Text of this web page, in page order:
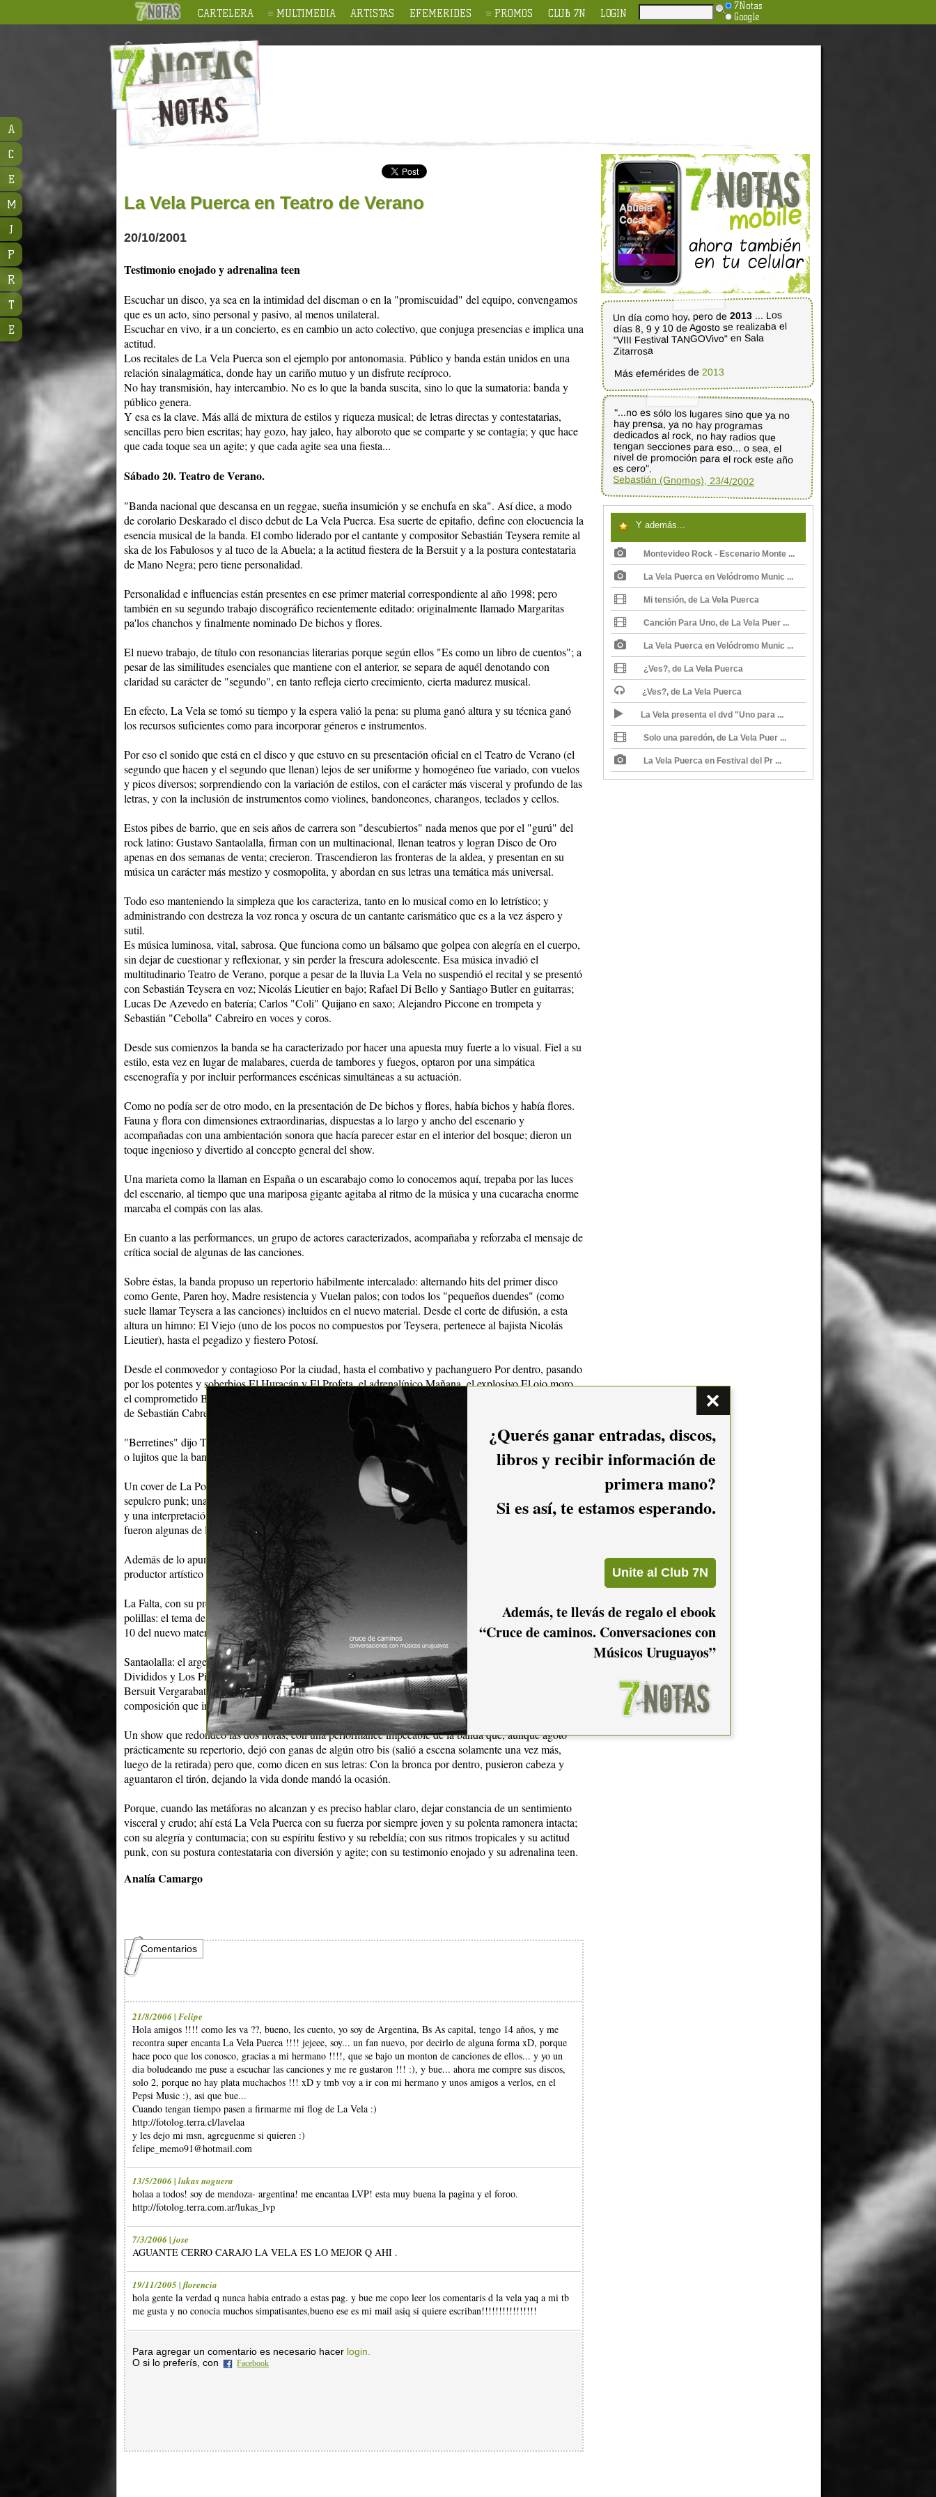
CARTELERA MULTIMEDIA ARTISTAS EFEMERIDES PROMOS CLUB 7N LOGIN
7Notas
Google
La Vela Puerca en Teatro de Verano
20/10/2001
Testimonio enojado y adrenalina teen
Escuchar un disco, ya sea en la intimidad del discman o en la "promiscuidad" del equipo, convengamos
que es un acto, sino personal y pasivo, al menos unilateral.
Escuchar en vivo, ir a un concierto, es en cambio un acto colectivo, que conjuga presencias e implica una
actitud.
Los recitales de La Vela Puerca son el ejemplo por antonomasia. Público y banda están unidos en una
relación sinalagmática, donde hay un cariño mutuo y un disfrute recíproco.
No hay transmisión, hay intercambio. No es lo que la banda suscita, sino lo que la sumatoria: banda y
público genera.
Y esa es la clave. Más allá de mixtura de estilos y riqueza musical; de letras directas y contestatarias,
sencillas pero bien escritas; hay gozo, hay jaleo, hay alboroto que se comparte y se contagia; y que hace
que cada toque sea un agite; y que cada agite sea una fiesta...
Sábado 20. Teatro de Verano.
"Banda nacional que descansa en un reggae, sueña insumición y se enchufa en ska". Así dice, a modo
de corolario Deskarado el disco debut de La Vela Puerca. Esa suerte de epitafio, define con elocuencia la
esencia musical de la banda. El combo liderado por el cantante y compositor Sebastián Teysera remite al
ska de los Fabulosos y al tuco de la Abuela; a la actitud fiestera de la Bersuit y a la postura contestataria
de Mano Negra; pero tiene personalidad.
Personalidad e influencias están presentes en ese primer material correspondiente al año 1998; pero
también en su segundo trabajo discográfico recientemente editado: originalmente llamado Margaritas
pa'los chanchos y finalmente nominado De bichos y flores.
El nuevo trabajo, de título con resonancias literarias porque según ellos "Es como un libro de cuentos"; a
pesar de las similitudes esenciales que mantiene con el anterior, se separa de aquél denotando con
claridad su carácter de "segundo", en tanto refleja cierto crecimiento, cierta madurez musical.
En efecto, La Vela se tomó su tiempo y la espera valió la pena: su pluma ganó altura y su técnica ganó
los recursos suficientes como para incorporar géneros e instrumentos.
Por eso el sonido que está en el disco y que estuvo en su presentación oficial en el Teatro de Verano (el
segundo que hacen y el segundo que llenan) lejos de ser uniforme y homogéneo fue variado, con vuelos
y picos diversos; sorprendiendo con la variación de estilos, con el carácter más visceral y profundo de las
letras, y con la inclusión de instrumentos como violines, bandoneones, charangos, teclados y cellos.
Estos pibes de barrio, que en seis años de carrera son "descubiertos" nada menos que por el "gurú" del
rock latino: Gustavo Santaolalla, firman con un multinacional, llenan teatros y logran Disco de Oro
apenas en dos semanas de venta; crecieron. Trascendieron las fronteras de la aldea, y presentan en su
música un carácter más mestizo y cosmopolita, y abordan en sus letras una temática más universal.
Todo eso manteniendo la simpleza que los caracteriza, tanto en lo musical como en lo letrístico; y
administrando con destreza la voz ronca y oscura de un cantante carismático que es a la vez áspero y
sutil.
Es música luminosa, vital, sabrosa. Que funciona como un bálsamo que golpea con alegría en el cuerpo,
sin dejar de cuestionar y reflexionar, y sin perder la frescura adolescente. Esa música invadió el
multitudinario Teatro de Verano, porque a pesar de la lluvia La Vela no suspendió el recital y se presentó
con Sebastián Teysera en voz; Nicolás Lieutier en bajo; Rafael Di Bello y Santiago Butler en guitarras;
Lucas De Azevedo en batería; Carlos "Coli" Quijano en saxo; Alejandro Piccone en trompeta y
Sebastián "Cebolla" Cabreiro en voces y coros.
Desde sus comienzos la banda se ha caracterizado por hacer una apuesta muy fuerte a lo visual. Fiel a su
estilo, esta vez en lugar de malabares, cuerda de tambores y fuegos, optaron por una simpática
escenografía y por incluir performances escénicas simultáneas a su actuación.
Como no podía ser de otro modo, en la presentación de De bichos y flores, había bichos y había flores.
Fauna y flora con dimensiones extraordinarias, dispuestas a lo largo y ancho del escenario y
acompañadas con una ambientación sonora que hacía parecer estar en el interior del bosque; dieron un
toque ingenioso y divertido al concepto general del show.
Una marieta como la llaman en España o un escarabajo como lo conocemos aquí, trepaba por las luces
del escenario, al tiempo que una mariposa gigante agitaba al ritmo de la música y una cucaracha enorme
marcaba el compás con las alas.
En cuanto a las performances, un grupo de actores caracterizados, acompañaba y reforzaba el mensaje de
crítica social de algunas de las canciones.
Sobre éstas, la banda propuso un repertorio hábilmente intercalado: alternando hits del primer disco
como Gente, Paren hoy, Madre resistencia y Vuelan palos; con todos los "pequeños duendes" (como
suele llamar Teysera a las canciones) incluidos en el nuevo material. Desde el corte de difusión, a esta
altura un himno: El Viejo (uno de los pocos no compuestos por Teysera, pertenece al bajista Nicolás
Lieutier), hasta el pegadizo y fiestero Potosí.
Desde el conmovedor y contagioso Por la ciudad, hasta el combativo y pachanguero Por dentro, pasando
por los potentes y soberbios El Huracán y El Profeta, el adrenalínico Mañana, el explosivo El ojo moro,
el comprometido Burbujas, y el acelerado y contestatario Rebuscado: primero y único con letra y música
de Sebastián Cabreiro.
"Berretines" dijo Teysera en un segmento del set. Se refería a los "caprichos" o mejor dicho a los gustos
o lujitos que la banda quiso darse y darle al público, en materia de temas y de invitados.
Un cover de La Polla Records cantado a dúo con "El Batra" cantante y bajista de la banda porteña El
sepulcro punk; una versión del clásico de Alfredo Zitarrosa: De no olvidar incluida en el nuevo material;
y una interpretación brillante de Canción rebelde de Los Traidores a dúo con el propio Juan Casanova;
fueron algunas de las sorpresas.
Además de lo apuntado, dos presencias estelares: la murga liderada por Raúl Castro: Falta y Resto y el
productor artístico del disco: Gustavo Santaolalla.
La Falta, con su presencia escénica imponente y con el talento vocal que la caracteriza, cantó Las
polillas: el tema de yapa que junto a El Gavilán cierra el disco Deskarado; y José Sabía: el surco número
10 del nuevo material.
Santaolalla: el argentino radicado en Los Ángeles responsable de, entre otros, los éxitos multiplatino de
Divididos y Los Piojos y de bandas como Molotov, Café Tacuba, Peyote Asesino, Fabulosos Cadillacs y
Bersuit Vergarabat; participó en coros en una canción de antología: Contradecir, una bellísima
composición que incluye cello y violines y que se enmarca sin duda en lo mejor del nuevo disco.
Un show que redondeó las dos horas, con una performance impecable de la banda que, aunque agotó
prácticamente su repertorio, dejó con ganas de algún otro bis (salió a escena solamente una vez más,
luego de la retirada) pero que, como dicen en sus letras: Con la bronca por dentro, pusieron cabeza y
aguantaron el tirón, dejando la vida donde mandó la ocasión.
Porque, cuando las metáforas no alcanzan y es preciso hablar claro, dejar constancia de un sentimiento
visceral y crudo; ahí está La Vela Puerca con su fuerza por siempre joven y su polenta ramonera intacta;
con su alegría y contumacia; con su espíritu festivo y su rebeldía; con sus ritmos tropicales y su actitud
punk, con su postura contestataria con diversión y agite; con su testimonio enojado y su adrenalina teen.
Analía Camargo
Comentarios
21/8/2006 | Felipe
Hola amigos !!!! como les va ??, bueno, les cuento, yo soy de Argentina, Bs As capital, tengo 14 años, y me
recontra super encanta La Vela Puerca !!!! jejeee, soy... un fan nuevo, por decirlo de alguna forma xD, porque
hace poco que los conosco, gracias a mi hermano !!!!, que se bajo un monton de canciones de ellos... y yo un
dia boludeando me puse a escuchar las canciones y me re gustaron !!! :), y bue... ahora me compre sus discos,
solo 2, porque no hay plata muchachos !!! xD y tmb voy a ir con mi hermano y unos amigos a verlos, en el
Pepsi Music :), asi que bue...
Cuando tengan tiempo pasen a firmarme mi flog de La Vela :)
http://fotolog.terra.cl/lavelaa
y les dejo mi msn, agreguenme si quieren :)
felipe_memo91@hotmail.com
13/5/2006 | lukas noguera
holaa a todos! soy de mendoza- argentina! me encantaa LVP! esta muy buena la pagina y el foroo.
http://fotolog.terra.com.ar/lukas_lvp
7/3/2006 | jose
AGUANTE CERRO CARAJO LA VELA ES LO MEJOR Q AHI .
19/11/2005 | florencia
hola gente la verdad q nunca habia entrado a estas pag. y bue me copo leer los comentaris d la vela yaq a mi tb
me gusta y no conocia muchos simpatisantes,bueno ese es mi mail asiq si quiere escriban!!!!!!!!!!!!!!!!
Para agregar un comentario es necesario hacer login.
O si lo preferís, con
Facebook
Un día como hoy, pero de2013 ... Los
días 8, 9 y 10 de Agosto se realizaba el
"VIII Festival TANGOVivo" en Sala
Zitarrosa
Más efemérides de 2013
"...no es sólo los lugares sino que ya no
hay prensa, ya no hay programas
dedicados al rock, no hay radios que
tengan secciones para eso... o sea, el
nivel de promoción para el rock este año
es cero".
Sebastián (Gnomos), 23/4/2002
Y además...
Montevideo Rock - Escenario Monte ...
La Vela Puerca en Velódromo Munic ...
Mi tensión, de La Vela Puerca
Canción Para Uno, de La Vela Puer ...
La Vela Puerca en Velódromo Munic ...
¿Ves?, de La Vela Puerca
¿Ves?, de La Vela Puerca
La Vela presenta el dvd "Uno para ...
Solo una paredón, de La Vela Puer ...
La Vela Puerca en Festival del Pr ...
A
C
E
M
J
P
R
T
E
¿Querés ganar entradas, discos,
libros y recibir información de
primera mano?
Si es así, te estamos esperando.
Además, te llevás de regalo el ebook
“Cruce de caminos. Conversaciones con
Músicos Uruguayos”